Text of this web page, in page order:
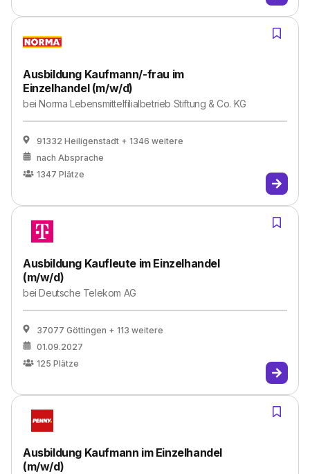
Ausbildung Kaufmann/-frau im
Einzelhandel (m/w/d)
beiNorma Lebensmittelfilialbetrieb Stiftung & Co. KG
91332 Heiligenstadt + 1346 weitere
nach Absprache
1347 Plätze
Ausbildung Kaufleute im Einzelhandel
(m/w/d)
beiDeutsche Telekom AG
37077 Göttingen + 113 weitere
01.09.2027
125 Plätze
Ausbildung Kaufmann im Einzelhandel
(m/w/d)